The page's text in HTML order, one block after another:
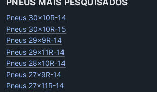
Pneus 30x10R-14
Pneus 30x10R-15
Pneus 29x9R-14
Pneus 29x11R-14
Pneus 28x10R-14
Pneus 27x9R-14
Pneus 27x11R-14